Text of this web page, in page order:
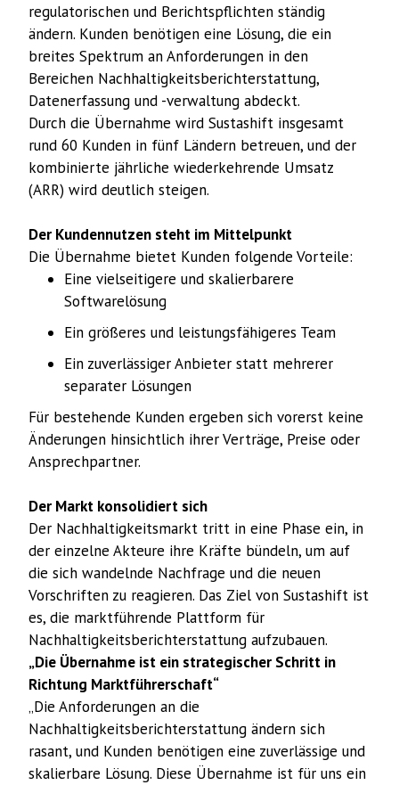
regulatorischen und Berichtspflichten ständig
ändern. Kunden benötigen eine Lösung, die ein
breites Spektrum an Anforderungen in den
Bereichen Nachhaltigkeitsberichterstattung,
Datenerfassung und -verwaltung abdeckt.
Durch die Übernahme wird Sustashift insgesamt
rund 60 Kunden in fünf Ländern betreuen, und der
kombinierte jährliche wiederkehrende Umsatz
(ARR) wird deutlich steigen.
Der Kundennutzen steht im Mittelpunkt
Die Übernahme bietet Kunden folgende Vorteile:
Eine vielseitigere und skalierbarere
Softwarelösung
Ein größeres und leistungsfähigeres Team
Ein zuverlässiger Anbieter statt mehrerer
separater Lösungen
Für bestehende Kunden ergeben sich vorerst keine
Änderungen hinsichtlich ihrer Verträge, Preise oder
Ansprechpartner.
Der Markt konsolidiert sich
Der Nachhaltigkeitsmarkt tritt in eine Phase ein, in
der einzelne Akteure ihre Kräfte bündeln, um auf
die sich wandelnde Nachfrage und die neuen
Vorschriften zu reagieren. Das Ziel von Sustashift ist
es, die marktführende Plattform für
Nachhaltigkeitsberichterstattung aufzubauen.
„Die Übernahme ist ein strategischer Schritt in
Richtung Marktführerschaft“
„Die Anforderungen an die
Nachhaltigkeitsberichterstattung ändern sich
rasant, und Kunden benötigen eine zuverlässige und
skalierbare Lösung. Diese Übernahme ist für uns ein